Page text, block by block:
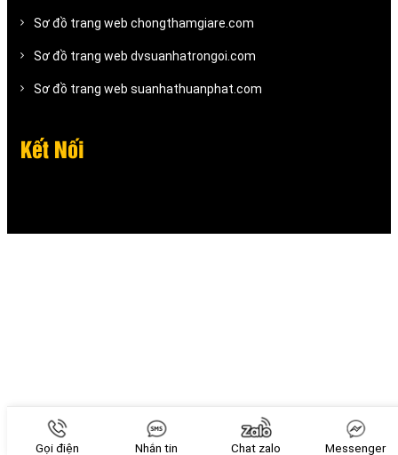
Sơ đồ trang web chongthamgiare.com
Sơ đồ trang web dvsuanhatrongoi.com
Sơ đồ trang web suanhathuanphat.com
Kết Nối
Gọi điện Nhắn tin Chat zalo Messenger